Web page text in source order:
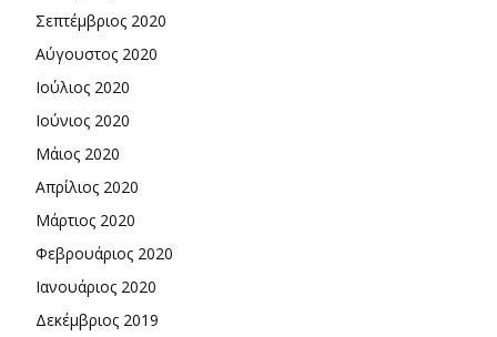
Σεπτέμβριος 2020
Αύγουστος 2020
Ιούλιος 2020
Ιούνιος 2020
Μάιος 2020
Απρίλιος 2020
Μάρτιος 2020
Φεβρουάριος 2020
Ιανουάριος 2020
Δεκέμβριος 2019